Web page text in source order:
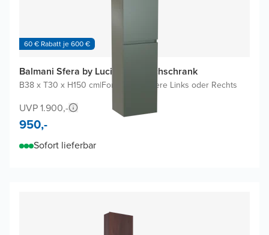
60 € Rabatt je 600 €
Balmani Sfera by Lucida Badhochschrank
B38 x T30 x H150 cm|Forest Scharniere Links oder Rechts
UVP 1.900,-
950,-
Sofort lieferbar